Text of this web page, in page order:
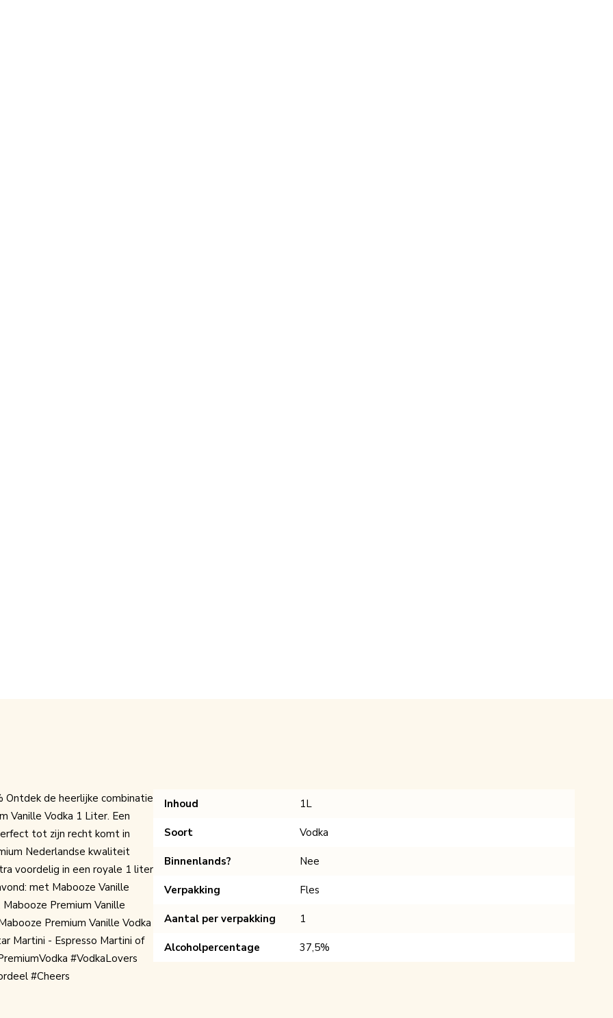
Ontdek de heerlijke combinatie
Vanille Vodka 1 Liter. Een
tot zijn recht komt in
Nederlandse kwaliteit
voordelig in een royale 1 liter
met Mabooze Vanille
Premium Vanille
Premium Vanille Vodka
Martini - Espresso Martini of
#VodkaLovers
#Cheers
Inhoud 1L
Soort Vodka
Binnenlands? Nee
Verpakking Fles
Aantal per verpakking 1
Alcoholpercentage 37,5%